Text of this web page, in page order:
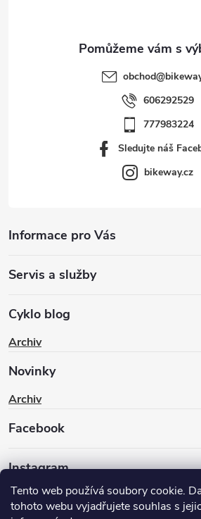
Tento web používá soubory cookie.
tohoto webu vyjadřujete souhlas s
obchod@
606292529
777983224
Sledujte náš
bikeway.cz
Informace pro Vás
Servis a služby
Cyklo blog
Archiv
Novinky
Archiv
Facebook
Instagram